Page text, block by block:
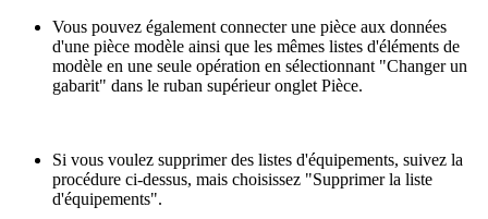
Vous pouvez également connecter une pièce aux données
d'une pièce modèle ainsi que les mêmes listes d'éléments de
modèle en une seule opération en sélectionnant "Changer un
gabarit" dans le ruban supérieur onglet Pièce.
Si vous voulez supprimer des listes d'équipements, suivez la
procédure ci-dessus, mais choisissez "Supprimer la liste
d'équipements".